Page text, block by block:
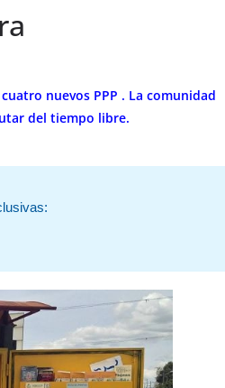
nuevos PPP . La comunidad
del tiempo libre.